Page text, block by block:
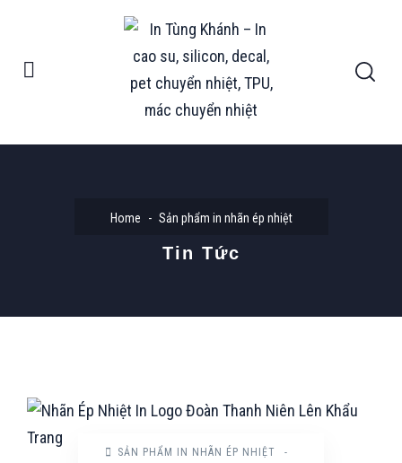
Home Sản phẩm in nhãn ép nhiệt
Tin Tức
SẢN PHẨM IN NHÃN ÉP NHIỆT -